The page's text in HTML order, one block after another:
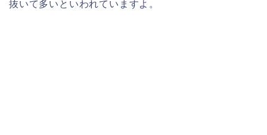
抜いて多いといわれていますよ。